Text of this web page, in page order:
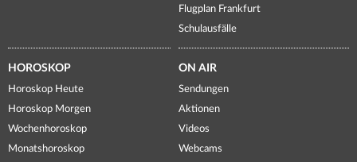
Flugplan Frankfurt
Schulausfälle
HOROSKOP
Horoskop Heute
Horoskop Morgen
Wochenhoroskop
Monatshoroskop
ON AIR
Sendungen
Aktionen
Videos
Webcams